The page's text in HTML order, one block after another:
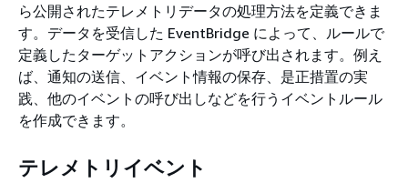
ら公開されたテレメトリデータの処理方法を定義できま
す。データを受信した EventBridge によって、ルールで
定義したターゲットアクションが呼び出されます。例え
ば、通知の送信、イベント情報の保存、是正措置の実
践、他のイベントの呼び出しなどを行うイベントルール
を作成できます。
テレメトリイベント